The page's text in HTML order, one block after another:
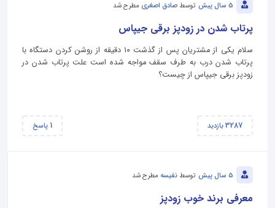
5 سال پیش توسط صادق اصغری مطرح شد
پرتاب شدن در زودپز برقی جیپاس
سلام یکی از مشتریان پس از گذشت ۱۰ دقیقه از روشن کردن دستگاه با
پرتاب شدن درب به طرف سقف مواجه شده است علت پرتاب شدن در
زودپز برقی جیپاس از چیست؟
3287بازدید 1 پاسخ
5 سال پیش توسط نفیسه مطرح شد
معرفی برند خوب زودپز